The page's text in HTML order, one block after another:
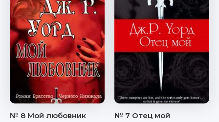
№ 8 Мой любовник
№ 7 Отец мой